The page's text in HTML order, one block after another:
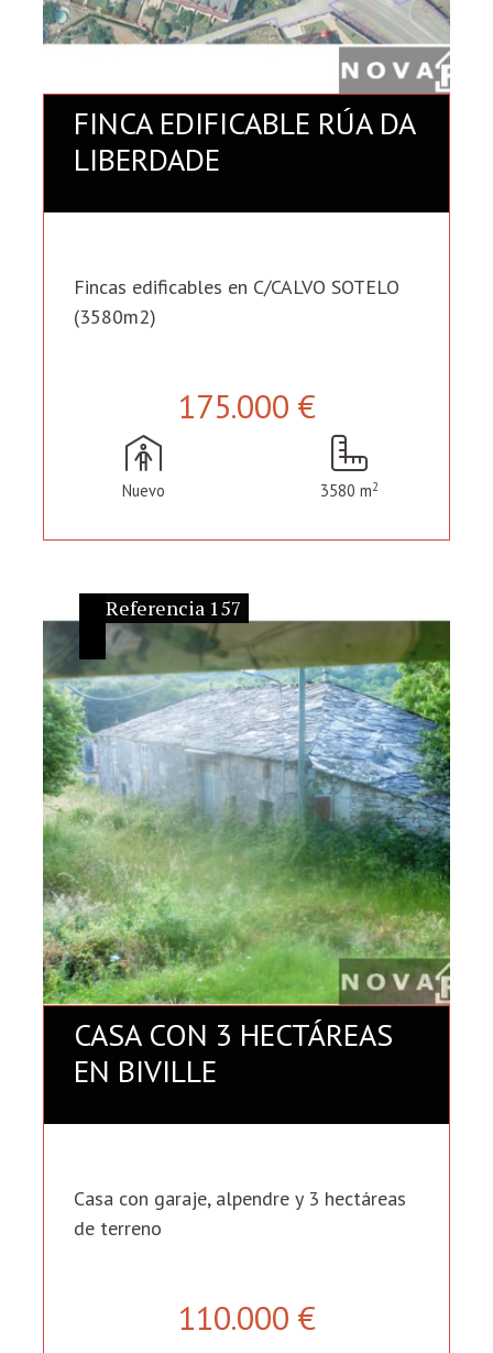
FINCA EDIFICABLE RÚA DA
LIBERDADE
Fincas edificables en C/CALVO SOTELO
(3580m2)
175.000 €
Nuevo 3580 m2
Referencia 157
CASA CON 3 HECTÁREAS
EN BIVILLE
Casa con garaje, alpendre y 3 hectáreas
de terreno
110.000 €